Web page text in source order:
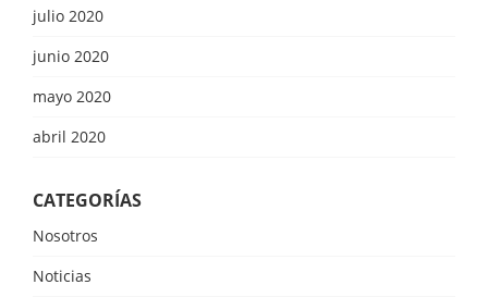
julio 2020
junio 2020
mayo 2020
abril 2020
CATEGORÍAS
Nosotros
Noticias